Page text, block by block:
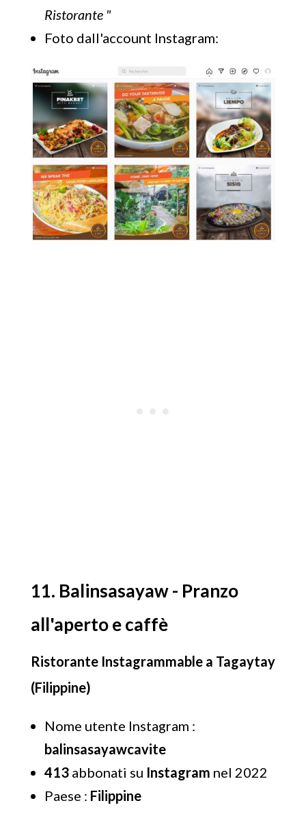
Ristorante "
Foto dall'account Instagram:
11. Balinsasayaw - Pranzo
all'aperto e caffè
Ristorante Instagrammable a Tagaytay
(Filippine)
Nome utente Instagram :
balinsasayawcavite
413abbonati su Instagram nel 2022
Paese : Filippine